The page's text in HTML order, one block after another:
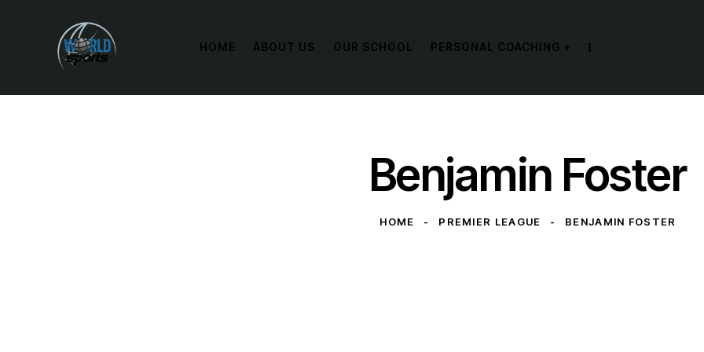
HOME ABOUT US OUR SCHOOL PERSONAL COACHING +
Benjamin Foster
HOME PREMIER LEAGUE BENJAMIN FOSTER